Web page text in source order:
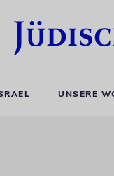
UNSERE